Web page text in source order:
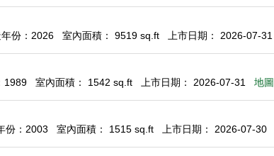
份：2026 室內面積： 9519 sq.ft 上市日期： 2026-07-31
1989 室內面積： 1542 sq.ft 上市日期： 2026-07-31 地圖
份：2003 室內面積： 1515 sq.ft 上市日期： 2026-07-30